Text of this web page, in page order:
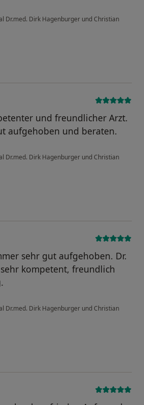
Dr.med. Dirk Hagenburger und Christian
und freundlicher Arzt.
aufgehoben und beraten.
Dr.med. Dirk Hagenburger und Christian
sehr gut aufgehoben. Dr.
kompetent, freundlich
Dr.med. Dirk Hagenburger und Christian